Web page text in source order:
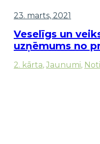
23. marts, 2021
Veselīgs un
uzņēmums no
2. kārta, Jaunumi,